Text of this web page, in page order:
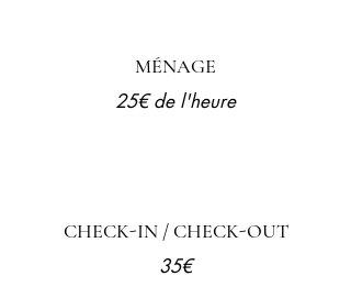
MÉNAGE
25€ de l'heure
CHECK-IN / CHECK-OUT
35€